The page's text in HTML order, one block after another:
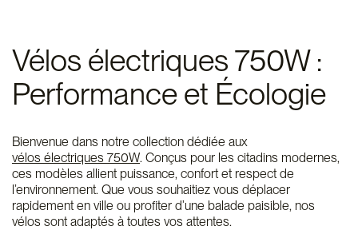
Vélos électriques 750W :
Performance et Écologie
Bienvenue dans notre collection dédiée aux
vélos électriques 750W. Conçus pour les citadins modernes,
ces modèles allient puissance, confort et respect de
l’environnement. Que vous souhaitiez vous déplacer
rapidement en ville ou profiter d’une balade paisible, nos
vélos sont adaptés à toutes vos attentes.